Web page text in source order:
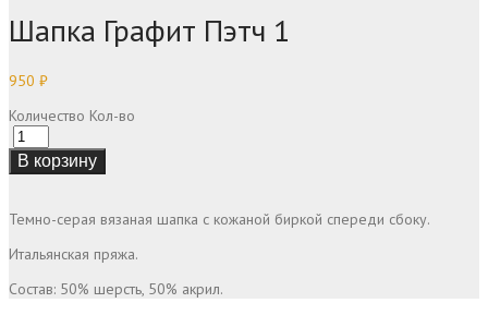
Шапка Графит Пэтч 1
950 ₽
Количество Кол-во
В корзину
Темно-серая вязаная шапка с кожаной биркой спереди сбоку.
Итальянская пряжа.
Состав: 50% шерсть, 50% акрил.